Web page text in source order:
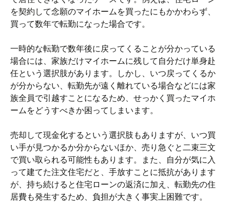
を契約して念願のマイホームを買ったにもかかわらず、
買って数年で転勤になった場合です。
一時的な転勤で数年後に戻ってくることが分かっている
場合には、家族だけマイホームに残して自分だけ単身赴
任という選択肢があります。しかし、いつ戻ってくるか
が分からない、転勤先が遠く離れている場合などには家
族全員で引越すことになるため、せっかく買ったマイホ
ームをどうすべきか困ってしまいます。
売却して現金化するという選択肢もありますが、いつ買
い手が見つかるか分からないほか、売り急ぐと二束三文
で買い取られる可能性もあります。また、自分が気に入
って建てた注文住宅だと、手放すことに抵抗があります
が、持ち続けると住宅ローンの返済に加え、転勤先の住
居費も発生するため、負担が大きく事実上困難です。